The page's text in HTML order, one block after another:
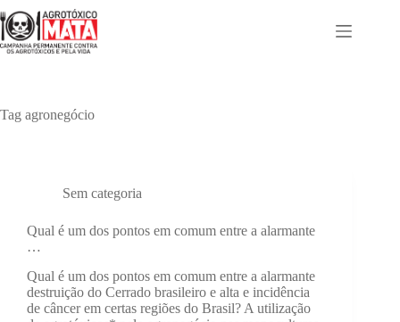
para
o
conteúdo
Tag agronegócio
Sem categoria
Qual é um dos pontos em comum entre a alarmante
…
Qual é um dos pontos em comum entre a alarmante
destruição do Cerrado brasileiro e alta e incidência
de câncer em certas regiões do Brasil? A utilização